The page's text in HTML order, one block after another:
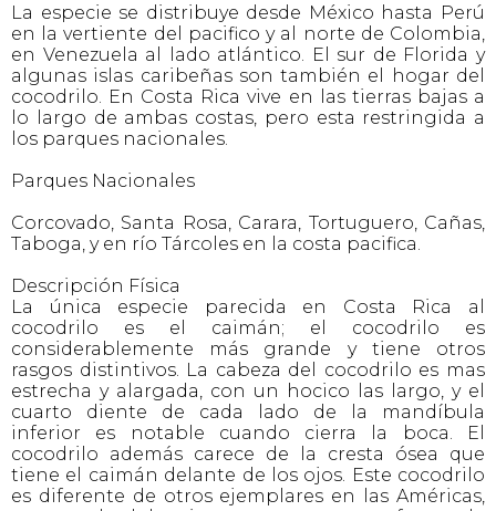
La especie se distribuye desde México hasta Perú
en la vertiente del pacifico y al norte de Colombia,
en Venezuela al lado atlántico. El sur de Florida y
algunas islas caribeñas son también el hogar del
cocodrilo. En Costa Rica vive en las tierras bajas a
lo largo de ambas costas, pero esta restringida a
los parques nacionales.
Parques Nacionales
Corcovado, Santa Rosa, Carara, Tortuguero, Cañas,
Taboga, y en río Tárcoles en la costa pacifica.
Descripción Física
La única especie parecida en Costa Rica al
cocodrilo es el caimán; el cocodrilo es
considerablemente más grande y tiene otros
rasgos distintivos. La cabeza del cocodrilo es mas
estrecha y alargada, con un hocico las largo, y el
cuarto diente de cada lado de la mandíbula
inferior es notable cuando cierra la boca. El
cocodrilo además carece de la cresta ósea que
tiene el caimán delante de los ojos. Este cocodrilo
es diferente de otros ejemplares en las Américas,